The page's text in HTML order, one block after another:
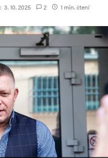
3. 10. 2025 2 1 min. čtení